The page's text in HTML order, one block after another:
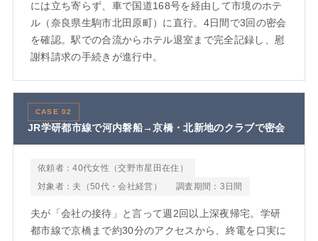
には立ち寄らず、車で国道168号を経由して市境のホテ
ル（奈良県生駒市北田原町）に直行。4日間で3回の密会
を確認。駅での合流からホテル退室まで完全記録し、慰
謝料請求の手続きが進行中。
CASE 02
JR学研都市線で河内磐船→京橋・北新地のクラブで密会
依頼者：40代女性（交野市星田在住）
対象者：夫（50代・会社経営）
調査期間：3日間
夫が「会社の接待」と言って週2回以上深夜帰宅。学研
都市線で京橋まで約30分のアクセスから、終電を口実に